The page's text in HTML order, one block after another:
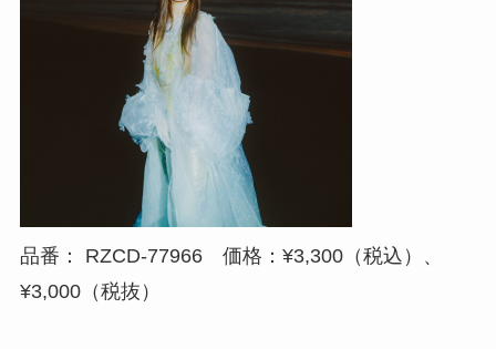
品番： RZCD-77966 価格：¥3,300（税込）、
¥3,000（税抜）